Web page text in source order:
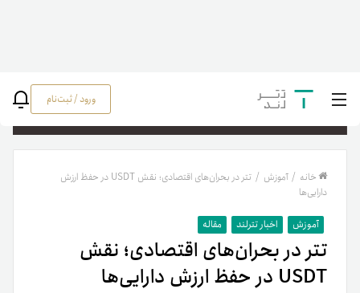
ورود / ثبت‌نام
خانه / آموزش /
تتر در بحران‌های اقتصادی‌؛ نقش USDT در حفظ ارزش
دارایی‌ها
آموزش اخبار تترلند مقاله
تتر در بحران‌های اقتصادی‌؛ نقش
USDT در حفظ ارزش دارایی‌ها